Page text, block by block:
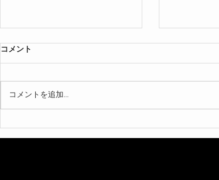
マジシャン】約800人が熱狂！
ョンマジッ
コメント
コメントを追加…